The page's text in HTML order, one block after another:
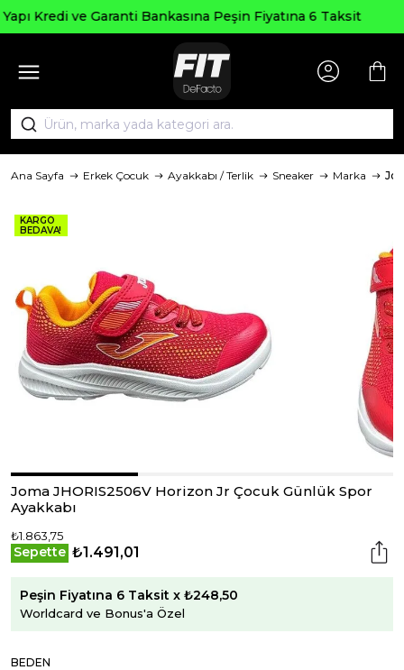
Peşin Fiyatına 6 Taksit
Ana Sayfa Erkek Çocuk Ayakkabı / Terlik Sneaker Marka
KARGO
BEDAVA!
Joma JHORIS2506V Horizon Jr Çocuk Günlük Spor
Ayakkabı
₺1.863,75
Sepette ₺1.491,01
Peşin Fiyatına 6 Taksit x ₺248,50
Worldcard ve Bonus'a Özel
BEDEN